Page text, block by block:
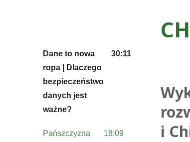
i
Dane to nowa
ropa | Dlaczego
bezpieczeństwo
danych jest
ważne?
30:11
Pańszczyzna
18:09